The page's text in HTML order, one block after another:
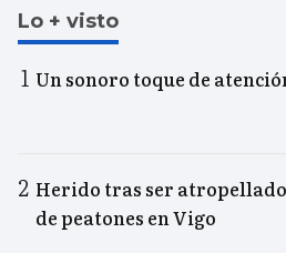
Lo + visto
Un sonoro toque de
Herido tras ser atropellado
de peatones en Vigo